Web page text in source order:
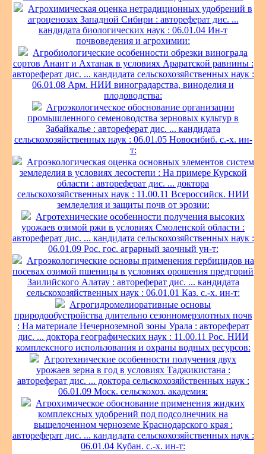
Агрохимическая оценка нетрадиционных удобрений в
агроценозах Западной Сибири : автореферат дис. ...
кандидата биологических наук : 06.01.04 Ин-т
почвоведения и агрохимии:
Агробиологические особенности обрезки винограда
сортов Анаит и Ахтанак в условиях Араратской равнины :
автореферат дис. ... кандидата сельскохозяйственных наук :
06.01.08 Арм. НИИ виноградарства, виноделия и
плодоводства:
Агроэкологическое обоснование организации
промышленного семеноводства зерновых культур в
Забайкалье : автореферат дис. ... кандидата
сельскохозяйственных наук : 06.01.05 Новосибиб. с.-х. ин-
т:
Агроэкологическая оценка основных элементов систем
земледелия в условиях лесостепи : На примере Курской
области : автореферат дис. ... доктора
сельскохозяйственных наук : 11.00.11 Всероссийск. НИИ
земледелия и защиты почв от эрозии:
Агротехнические особенности получения высоких
урожаев озимой ржи в условиях Смоленской области :
автореферат дис. ... кандидата сельскохозяйственных наук :
06.01.09 Рос. гос. аграрный заочный ун-т:
Агроэкологические основы применения гербицидов на
посевах озимой пшеницы в условиях орошения предгорий
Заилийского Алатау : автореферат дис. ... кандидата
сельскохозяйственных наук : 06.01.01 Каз. с.-х. ин-т:
Агрогидромелиоративные основы
природообустройства длительно сезонномерзлотных почв
: На материале Нечерноземной зоны Урала : автореферат
дис. ... доктора географических наук : 11.00.11 Рос. НИИ
комплексного использования и охраны водных ресурсов:
Агротехнические особенности получения двух
урожаев зерна в год в условиях Таджикистана :
автореферат дис. ... доктора сельскохозяйственных наук :
06.01.09 Моск. сельскохоз. академия:
Агрохимическое обоснование применения жидких
комплексных удобрений под подсолнечник на
выщелоченном черноземе Краснодарского края :
автореферат дис. ... кандидата сельскохозяйственных наук :
06.01.04 Кубан. с.-х. ин-т: